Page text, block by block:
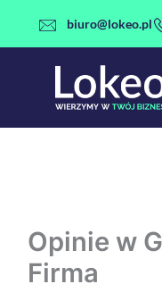
do
biuro@lokeo.pl
Opinie w
Firma